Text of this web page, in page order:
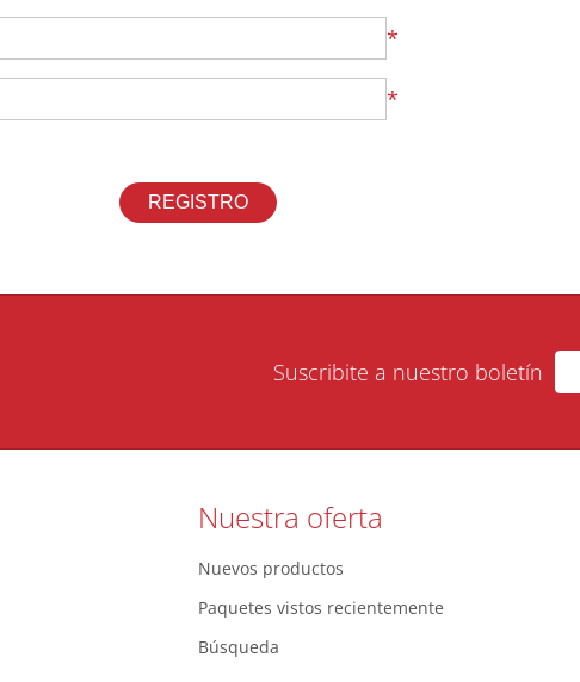
*
*
Suscribite a nuestro boletín
Nuestra oferta
Nuevos productos
Paquetes vistos recientemente
Búsqueda